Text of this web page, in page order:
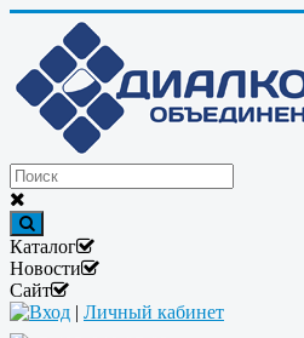
Каталог
Новости
Сайт
Вход | Личный кабинет